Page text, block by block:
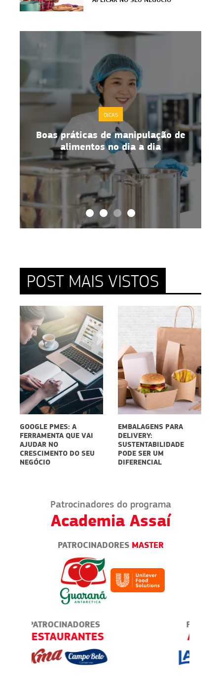
DICAS
Boas práticas de manipulação de
alimentos no dia a dia
POST MAIS VISTOS
GOOGLE PMES: A
FERRAMENTA QUE VAI
AJUDAR NO
CRESCIMENTO DO SEU
NEGÓCIO
EMBALAGENS PARA
DELIVERY:
SUSTENTABILIDADE
PODE SER UM
DIFERENCIAL
Patrocinadores do programa
Academia Assaí
PATROCINADORES MASTER
PATROCINADORES
AMBULANTES